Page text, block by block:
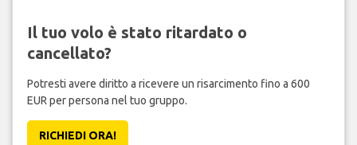
Il tuo volo è stato ritardato o
cancellato?
Potresti avere diritto a ricevere un risarcimento fino a 600
EUR per persona nel tuo gruppo.
RICHIEDI ORA!